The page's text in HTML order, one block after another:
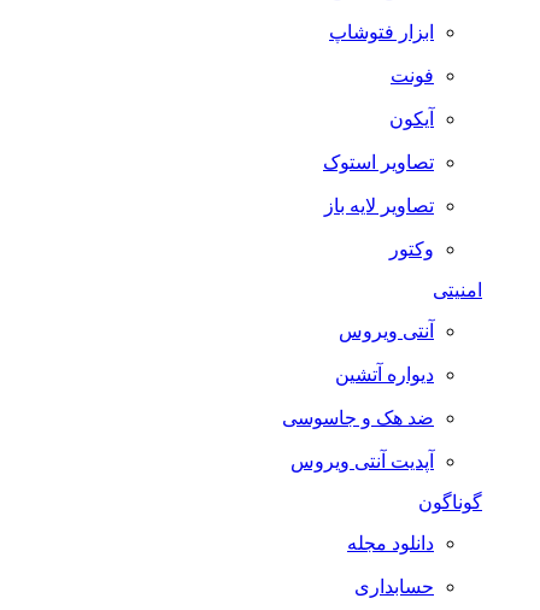
ابزار فتوشاپ
فونت
آیکون
تصاویر استوک
تصاویر لایه باز
وکتور
امنیتی
آنتی ویروس
دیواره آتشین
ضد هک و جاسوسی
آپدیت آنتی ویروس
گوناگون
دانلود مجله
حسابداری